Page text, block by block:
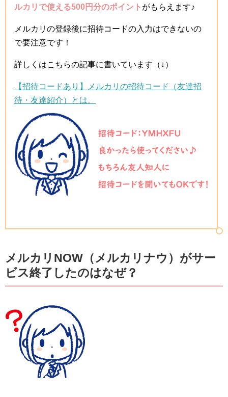
ルカリで使える500円分のポイント がもらえます♪
メルカリの登録後に招待コードの入力はできないの
で要注意です！
詳しくはこちらの記事に書いています（↓）
【招待コードあり】メルカリの招待コード（友達招
待・友達紹介）とは。
メルカリNOW（メルカリナウ）がサー
ビス終了したのはなぜ？